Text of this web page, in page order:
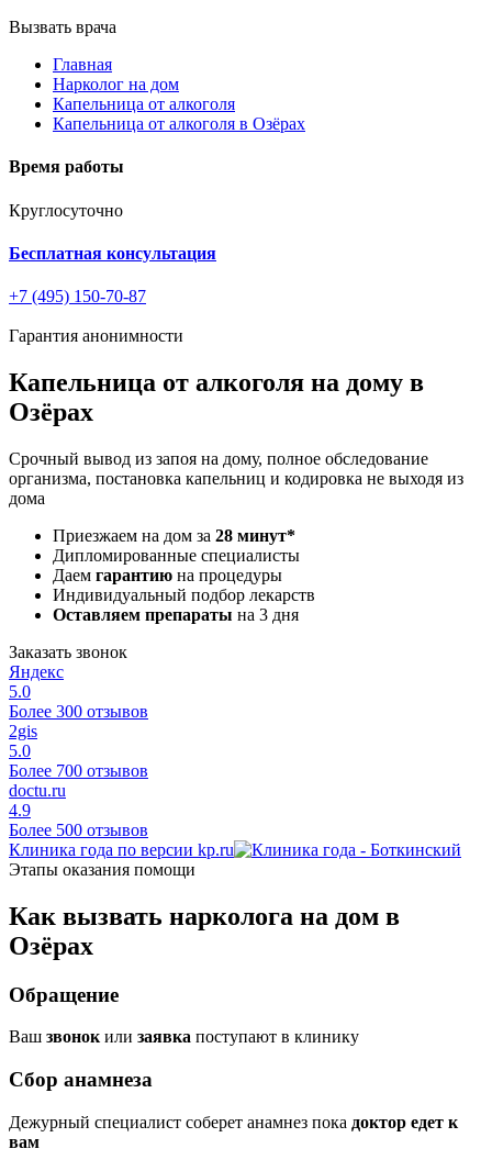
Вызвать врача
Главная
Нарколог на дом
Капельница от алкоголя
Капельница от алкоголя в Озёрах
Время работы
Круглосуточно
Бесплатная консультация
+7 (495) 150-70-87
Гарантия анонимности
Капельница от алкоголя на дому в
Озёрах
Срочный вывод из запоя на дому, полное обследование
организма, постановка капельниц и кодировка не выходя из
дома
Приезжаем на дом за 28 минут*
Дипломированные специалисты
Даем гарантию на процедуры
Индивидуальный подбор лекарств
Оставляем препараты на 3 дня
Заказать звонок
Яндекс
5.0
Более 300 отзывов
2gis
5.0
Более 700 отзывов
doctu.ru
4.9
Более 500 отзывов
Клиника года по версии kp.ru
Этапы оказания помощи
Как вызвать нарколога на дом в
Озёрах
Обращение
Ваш звонокили заявка поступают в клинику
Сбор анамнеза
Дежурный специалист соберет анамнез пока доктор едет к
вам